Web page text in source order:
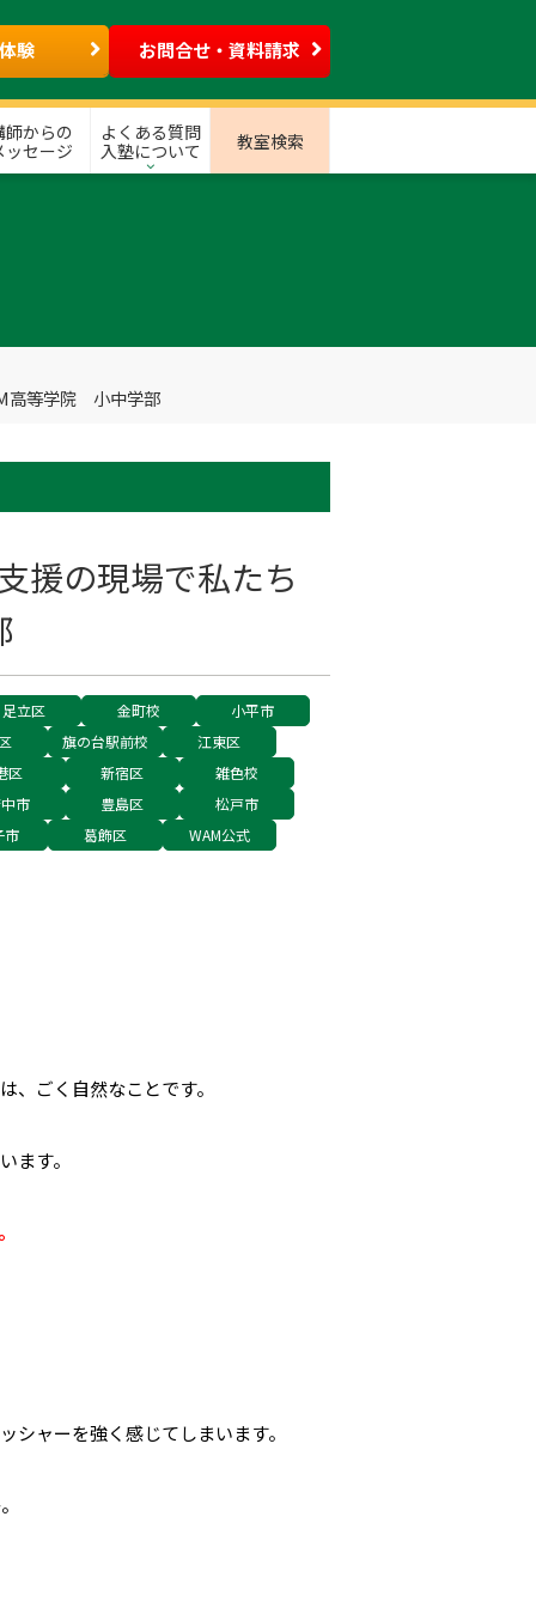
験 お問合せ・資料請求
師からの
ッセージ
よくある質問
入塾について
教室検索
高等学院 小中学部
援の現場で私たち
足立区 金町校
小平市
旗の台駅前校
江東区
区
新宿区
雑色校
市
豊島区
松戸市
市
葛飾区 WAM公式
ごく自然なことです。
ます。
ャーを強く感じてしまいます。